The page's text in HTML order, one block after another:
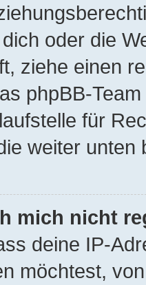
oder die
ziehe einen
phpBB-
für
weiter unten
mich nicht
deine IP-
möchtest,